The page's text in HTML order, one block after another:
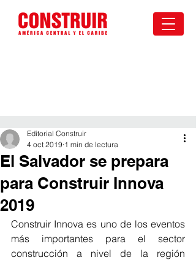
El Salvador se prepara
para Construir Innova
2019
Editorial Construir
4 oct 2019 1 min de lectura
Construir Innova es uno de los eventos
más importantes para el sector
construcción a nivel de la región